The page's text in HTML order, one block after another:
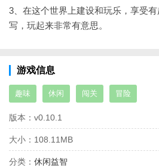
3、在这个世界上建设和玩乐，享受
写，玩起来非常有意思。
游戏信息
趣味 休闲 闯关 冒险
版本： v0.10.1
大小： 108.11MB
分类： 休闲益智